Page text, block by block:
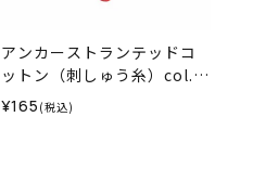
アンカーストランテッドコ
ットン（刺しゅう糸）col.0
035
¥165 (税込)